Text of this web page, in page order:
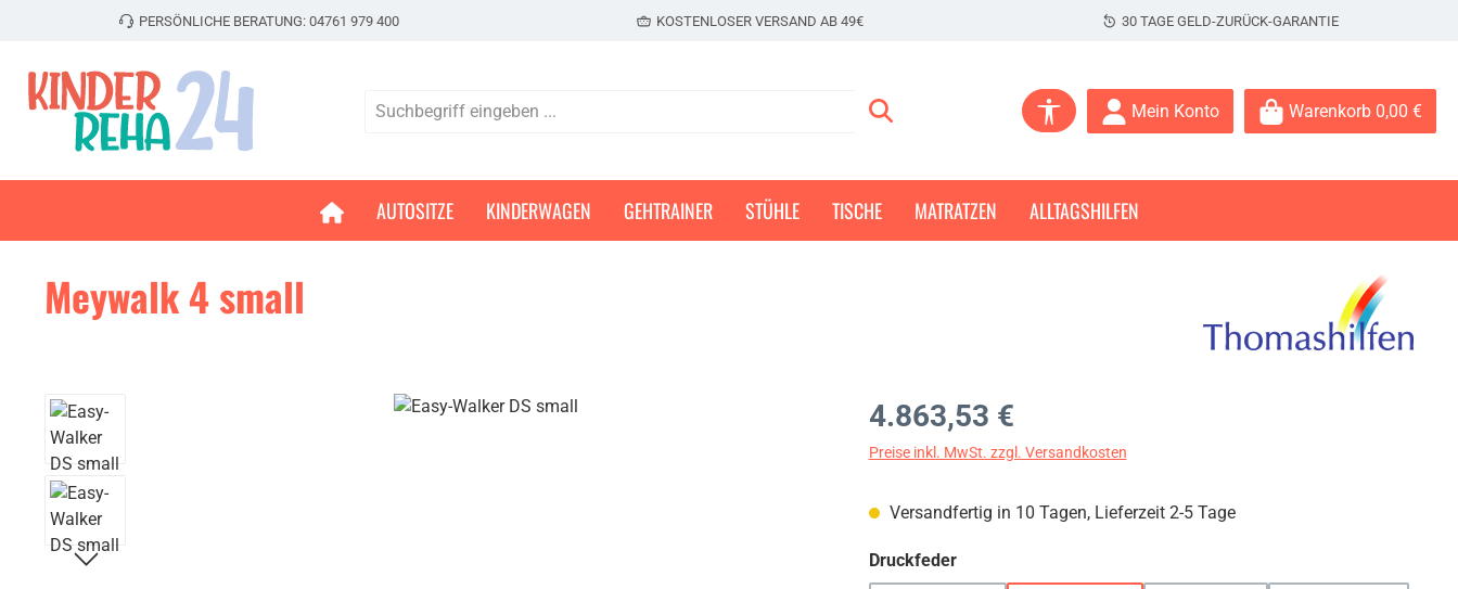
Hauptinhalt springen
Zur Suche springen
Zur Hauptnavigation springen
PERSÖNLICHE BERATUNG: 04761 979 400 KOSTENLOSER VERSAND AB 49€ 30 TAGE GELD-ZURÜCK-GARANTIE
Werkzeugleiste anzeigen
Mein Konto Warenkorb 0,00 €
AUTOSITZE KINDERWAGEN GEHTRAINER STÜHLE TISCHE MATRATZEN ALLTAGSHILFEN
Meywalk 4 small
Bildergalerie überspringen Regulärer Preis:
4.863,53 €
Preise inkl. MwSt. zzgl. Versandkosten
Versandfertig in 10 Tagen, Lieferzeit 2-5 Tage
Druckfederauswählen